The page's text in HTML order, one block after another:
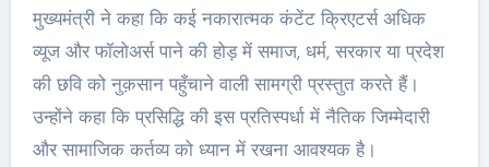
मुख्यमंत्री ने कहा कि कई नकारात्मक कंटेंट क्रिएटर्स अधिक
व्यूज और फॉलोअर्स पाने की होड़ में समाज, धर्म, सरकार या प्रदेश
की छवि को नुक़सान पहुँचाने वाली सामग्री प्रस्तुत करते हैं।
उन्होंने कहा कि प्रसिद्धि की इस प्रतिस्पर्धा में नैतिक जिम्मेदारी
और सामाजिक कर्तव्य को ध्यान में रखना आवश्यक है।